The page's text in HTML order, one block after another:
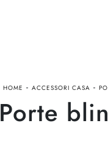
HOME - ACCESSORI CASA -
Porte